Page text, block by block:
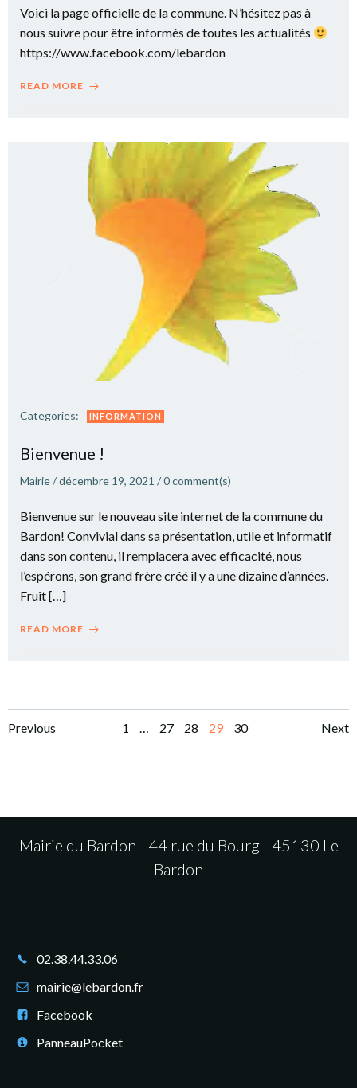
Voici la page officielle de la commune. N’hésitez pas à
nous suivre pour être informés de toutes les actualités
https://www.facebook.com/lebardon
READ MORE
Categories: INFORMATION
Bienvenue !
Mairie/décembre 19, 2021 /0comment(s)
Bienvenue sur le nouveau site internet de la commune du
Bardon! Convivial dans sa présentation, utile et informatif
dans son contenu, il remplacera avec efficacité, nous
l’espérons, son grand frère créé il y a une dizaine d’années.
Fruit […]
READ MORE
Posts
Previous
Posts
Page
1 … Page
27 Page
28 Page
29 Page
30 Next
Mairie du Bardon - 44 rue du Bourg - 45130 Le
Bardon
02.38.44.33.06
mairie@lebardon.fr
Facebook
PanneauPocket